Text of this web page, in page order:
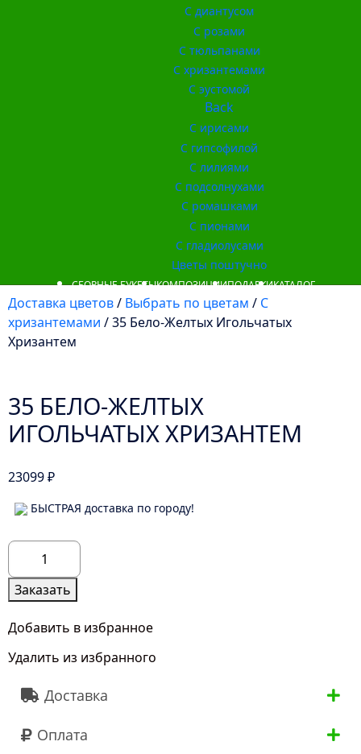
С диантусом
С розами
С тюльпанами
С хризантемами
С эустомой
Back
С ирисами
С гипсофилой
С лилиями
С подсолнухами
С ромашками
С пионами
С гладиолусами
Цветы поштучно
СБОРНЫЕ БУКЕТЫКОМПОЗИЦИИПОДАРКИКАТАЛОГ
Доставка цветов/ Выбрать по цветам / С
хризантемами / 35 Бело-Желтых Игольчатых
Хризантем
35 БЕЛО-ЖЕЛТЫХ
ИГОЛЬЧАТЫХ ХРИЗАНТЕМ
23099₽
БЫСТРАЯ доставка по городу!
Количество
товара
35
Бело-
Желтых
Хризантем
Заказать
Добавить в избранное
Удалить из избранного
Доставка
Оплата